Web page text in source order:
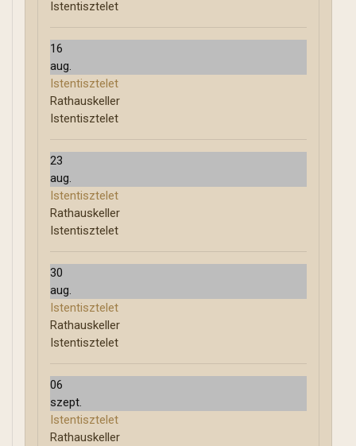
Istentisztelet
16
aug.
Istentisztelet
Rathauskeller
Istentisztelet
23
aug.
Istentisztelet
Rathauskeller
Istentisztelet
30
aug.
Istentisztelet
Rathauskeller
Istentisztelet
06
szept.
Istentisztelet
Rathauskeller